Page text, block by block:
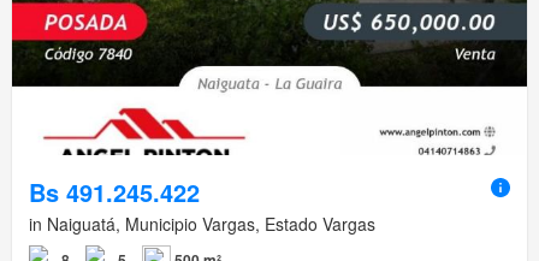
Bs 491.245.422
in Naiguatá, Municipio Vargas, Estado Vargas